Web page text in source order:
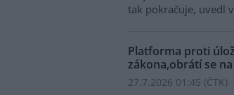
tak pokračuje, uvedl
Platforma proti
zákona,obrátí se
27.7.2026 01:45 (ČTK)